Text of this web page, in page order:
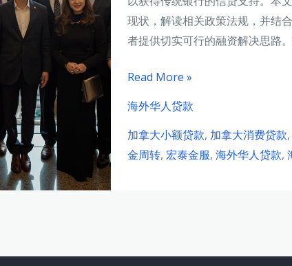
现状，解读相关政策法规，并结
者提供切实可行的融资解决思路
加
大
多
伦
薪
Read More »
海外华人贷款
加拿大小额贷款, 加拿大消费贷款,
金周转, 宏泰金服, 海外华人贷款,